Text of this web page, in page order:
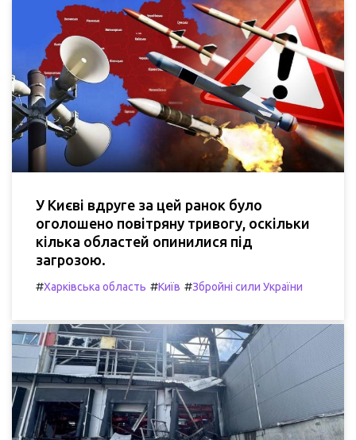
У Києві вдруге за цей ранок було
оголошено повітряну тривогу, оскільки
кілька областей опинилися під
загрозою.
#Харківська область #Київ #Збройні сили України